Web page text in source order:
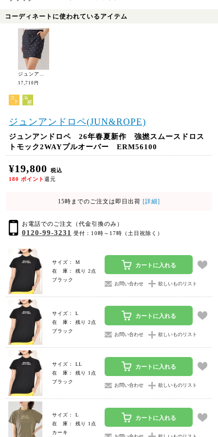
コーディネートに使われているアイテム
ジュンアンドロペ 26年春夏新作 小紋総柄プリントAラインスカート ERC46100
17,710円
ジュンアンドロペ(JUN&ROPE)
ジュンアンドロペ 26年春夏新作 強撚スムースドロス
トモック2WAYプルオーバー ERM56100
¥19,800
税込
180 ポイント 還元
15時までのご注文は即日出荷 [詳細]
お電話でのご注文（代金引換のみ）
0120-99-3231 受付：10時～17時（土日祝除く）
サイズ： M
在 庫： 残り 2点
ブラック
カートに入れる
お問い合わせ 欲しいものリスト
サイズ： L
在 庫： 残り 2点
ブラック
カートに入れる
お問い合わせ 欲しいものリスト
サイズ： LL
在 庫： 残り 1点
ブラック
カートに入れる
お問い合わせ 欲しいものリスト
サイズ： L
在 庫： 残り 1点
カーキ
カートに入れる